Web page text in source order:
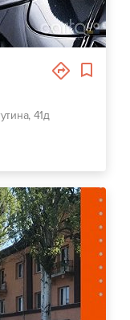
41д